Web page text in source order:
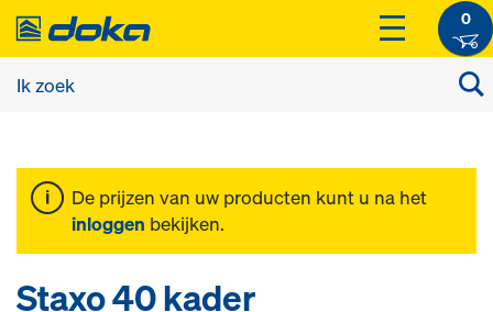
0
De prijzen van uw producten kunt u na het
inloggen bekijken.
Staxo 40 kader